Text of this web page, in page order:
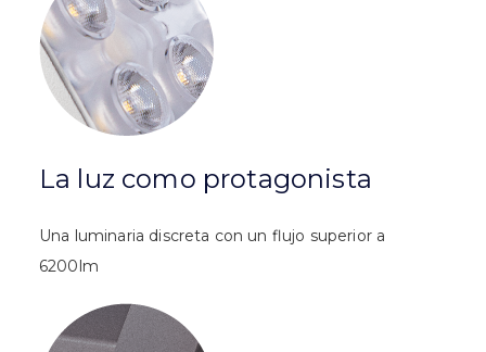
La luz como protagonista
Una luminaria discreta con un flujo superior a
6200lm